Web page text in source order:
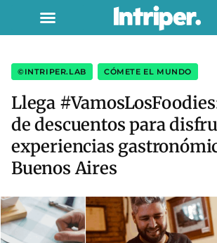
©INTRIPER.LAB CÓMETE EL MUNDO
Llega
de descuentos para
experiencias
Buenos Aires